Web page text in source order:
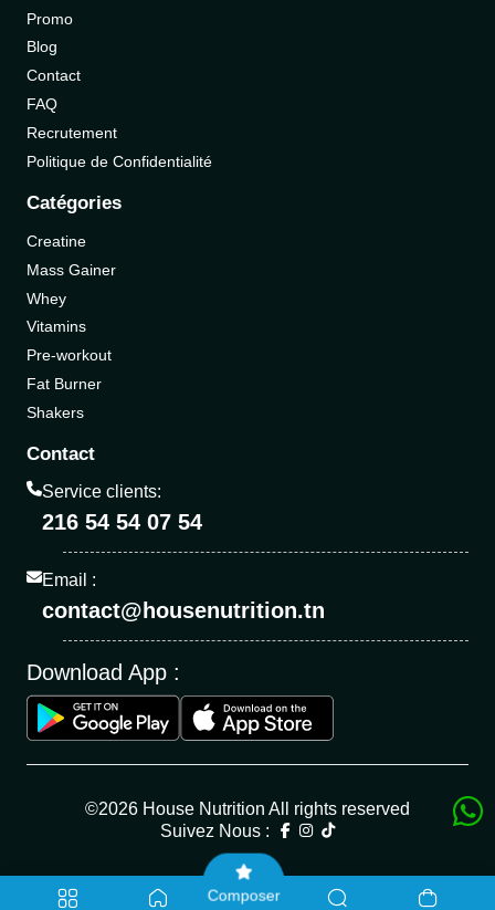
Composer
Promo
Blog
Contact
FAQ
Recrutement
Politique de Confidentialité
Catégories
Creatine
Mass Gainer
Whey
Vitamins
Pre-workout
Fat Burner
Shakers
Contact
Service clients:
216 54 54 07 54
Email :
contact@housenutrition.tn
Download App :
©2026 House Nutrition All rights reserved
Suivez Nous :